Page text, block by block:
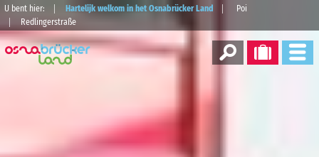
U bent hier: Hartelijk welkom in het Osnabrücker Land
Poi
Redlingerstraße